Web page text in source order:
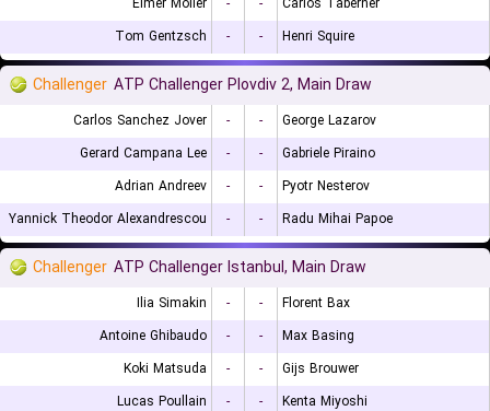
Tom Gentzsch
- - Henri Squire
Challenger ATP Challenger Plovdiv 2, Main Draw
Carlos Sanchez Jover - -
George Lazarov
Gerard Campana Lee
- -
Gabriele Piraino
Adrian Andreev
- -
Pyotr Nesterov
Yannick Theodor Alexandrescou
- - Radu Mihai Papoe
Challenger ATP Challenger Istanbul, Main Draw
Ilia Simakin - -
Florent Bax
Antoine Ghibaudo
- -
Max Basing
Koki Matsuda
- -
Gijs Brouwer
Lucas Poullain
- - Kenta Miyoshi